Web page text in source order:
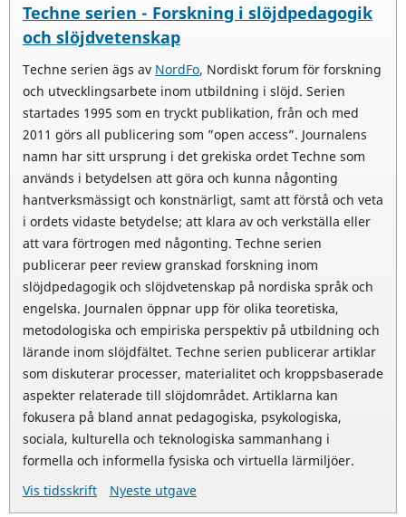
Techne serien - Forskning i slöjdpedagogik
och slöjdvetenskap
Techne serien ägs av NordFo, Nordiskt forum för forskning
och utvecklingsarbete inom utbildning i slöjd. Serien
startades 1995 som en tryckt publikation, från och med
2011 görs all publicering som ”open access”. Journalens
namn har sitt ursprung i det grekiska ordet Techne som
används i betydelsen att göra och kunna någonting
hantverksmässigt och konstnärligt, samt att förstå och veta
i ordets vidaste betydelse; att klara av och verkställa eller
att vara förtrogen med någonting. Techne serien
publicerar peer review granskad forskning inom
slöjdpedagogik och slöjdvetenskap på nordiska språk och
engelska. Journalen öppnar upp för olika teoretiska,
metodologiska och empiriska perspektiv på utbildning och
lärande inom slöjdfältet. Techne serien publicerar artiklar
som diskuterar processer, materialitet och kroppsbaserade
aspekter relaterade till slöjdområdet. Artiklarna kan
fokusera på bland annat pedagogiska, psykologiska,
sociala, kulturella och teknologiska sammanhang i
formella och informella fysiska och virtuella lärmiljöer.
Vis tidsskrift
Nyeste utgave